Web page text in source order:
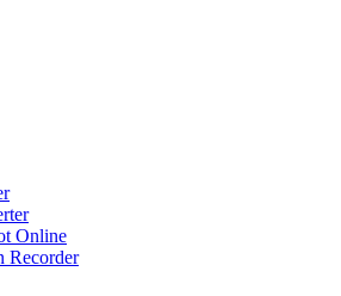
Online
Recorder